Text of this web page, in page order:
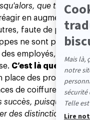
que très peu
en augmentant
faute de
ne sont pas
employés, en
C’est là que son
place des
de coiffure,
puisque c’est
des distinctions ”,